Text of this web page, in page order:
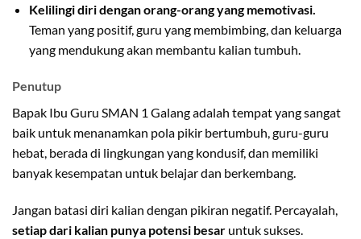
Kelilingi diri dengan orang-orang yang memotivasi.
Teman yang positif, guru yang membimbing, dan keluarga
yang mendukung akan membantu kalian tumbuh.
Penutup
Bapak Ibu Guru SMAN 1 Galang adalah tempat yang sangat
baik untuk menanamkan pola pikir bertumbuh, guru-guru
hebat, berada di lingkungan yang kondusif, dan memiliki
banyak kesempatan untuk belajar dan berkembang.
Jangan batasi diri kalian dengan pikiran negatif. Percayalah,
setiap dari kalian punya potensi besar untuk sukses.